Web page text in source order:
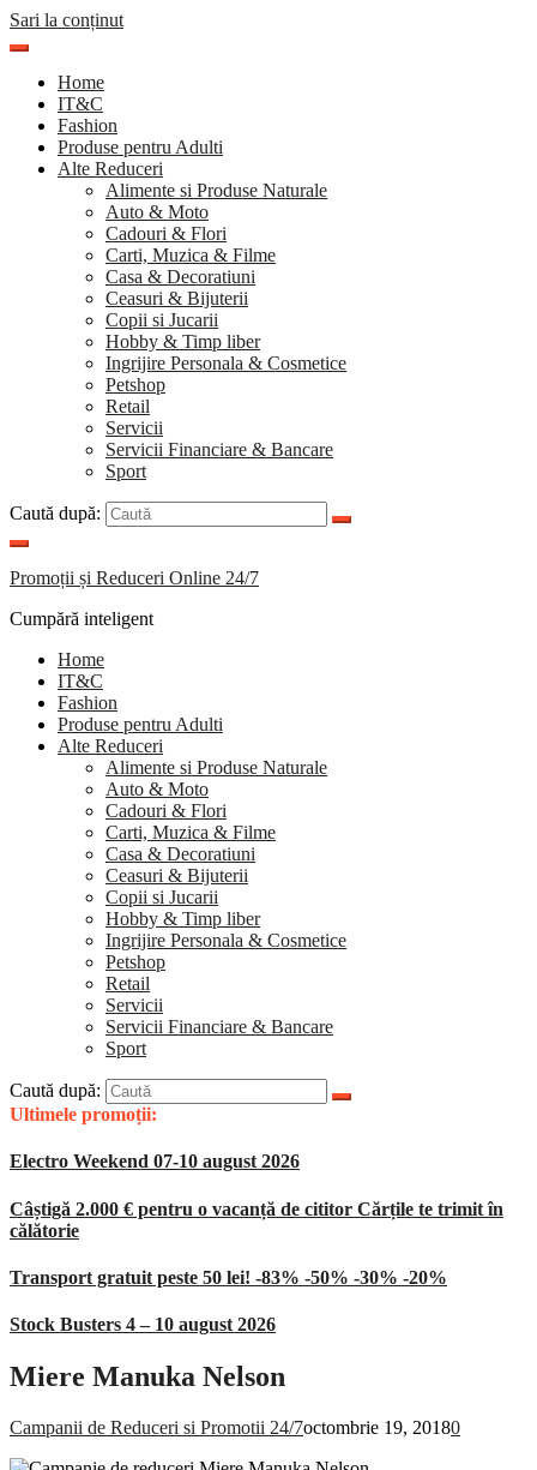
Sari la conținut
Home
IT&C
Fashion
Produse pentru Adulti
Alte Reduceri
Alimente si Produse Naturale
Auto & Moto
Cadouri & Flori
Carti, Muzica & Filme
Casa & Decoratiuni
Ceasuri & Bijuterii
Copii si Jucarii
Hobby & Timp liber
Ingrijire Personala & Cosmetice
Petshop
Retail
Servicii
Servicii Financiare & Bancare
Sport
Caută după:
Promoții și Reduceri Online 24/7
Cumpără inteligent
Home
IT&C
Fashion
Produse pentru Adulti
Alte Reduceri
Alimente si Produse Naturale
Auto & Moto
Cadouri & Flori
Carti, Muzica & Filme
Casa & Decoratiuni
Ceasuri & Bijuterii
Copii si Jucarii
Hobby & Timp liber
Ingrijire Personala & Cosmetice
Petshop
Retail
Servicii
Servicii Financiare & Bancare
Sport
Caută după:
Ultimele promoții:
Electro Weekend 07-10 august 2026
Câștigă 2.000 € pentru o vacanță de cititor Cărțile te trimit în
călătorie
Transport gratuit peste 50 lei! -83% -50% -30% -20%
Stock Busters 4 – 10 august 2026
Miere Manuka Nelson
Campanii de Reduceri si Promotii 24/7octombrie 19, 20180